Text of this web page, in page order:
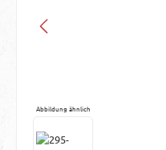
Abbildung ähnlich